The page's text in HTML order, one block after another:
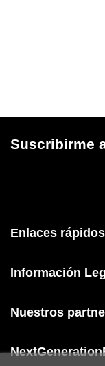
Suscribirme
Enlaces rápidos
Información
Nuestros